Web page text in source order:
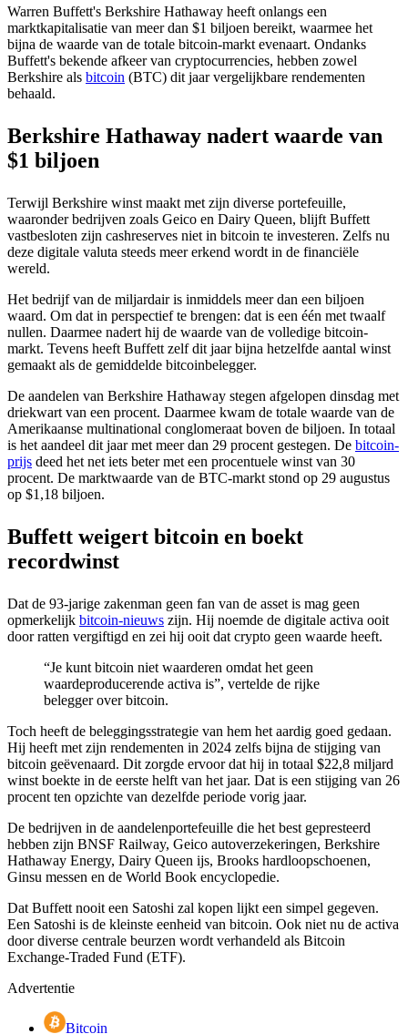
Warren Buffett's Berkshire Hathaway heeft onlangs een
marktkapitalisatie van meer dan $1 biljoen bereikt, waarmee het
bijna de waarde van de totale bitcoin-markt evenaart. Ondanks
Buffett's bekende afkeer van cryptocurrencies, hebben zowel
Berkshire als bitcoin (BTC) dit jaar vergelijkbare rendementen
behaald.
Berkshire Hathaway nadert waarde van
$1 biljoen
Terwijl Berkshire winst maakt met zijn diverse portefeuille,
waaronder bedrijven zoals Geico en Dairy Queen, blijft Buffett
vastbesloten zijn cashreserves niet in bitcoin te investeren. Zelfs nu
deze digitale valuta steeds meer erkend wordt in de financiële
wereld​.
Het bedrijf van de miljardair is inmiddels meer dan een biljoen
waard. Om dat in perspectief te brengen: dat is een één met twaalf
nullen. Daarmee nadert hij de waarde van de volledige bitcoin-
markt. Tevens heeft Buffett zelf dit jaar bijna hetzelfde aantal winst
gemaakt als de gemiddelde bitcoinbelegger.
De aandelen van Berkshire Hathaway stegen afgelopen dinsdag met
driekwart van een procent. Daarmee kwam de totale waarde van de
Amerikaanse multinational conglomeraat boven de biljoen. In totaal
is het aandeel dit jaar met meer dan 29 procent gestegen. De bitcoin-
prijs deed het net iets beter met een procentuele winst van 30
procent. De marktwaarde van de BTC-markt stond op 29 augustus
op $1,18 biljoen.
Buffett weigert bitcoin en boekt
recordwinst
Dat de 93-jarige zakenman geen fan van de asset is mag geen
opmerkelijk bitcoin-nieuws zijn. Hij noemde de digitale activa ooit
door ratten vergiftigd en zei hij ooit dat crypto geen waarde heeft.
“Je kunt bitcoin niet waarderen omdat het geen
waardeproducerende activa is”, vertelde de rijke
belegger over bitcoin.
Toch heeft de beleggingsstrategie van hem het aardig goed gedaan.
Hij heeft met zijn rendementen in 2024 zelfs bijna de stijging van
bitcoin geëvenaard. Dit zorgde ervoor dat hij in totaal $22,8 miljard
winst boekte in de eerste helft van het jaar. Dat is een stijging van 26
procent ten opzichte van dezelfde periode vorig jaar.
De bedrijven in de aandelenportefeuille die het best gepresteerd
hebben zijn BNSF Railway, Geico autoverzekeringen, Berkshire
Hathaway Energy, Dairy Queen ijs, Brooks hardloopschoenen,
Ginsu messen en de World Book encyclopedie.
Dat Buffett nooit een Satoshi zal kopen lijkt een simpel gegeven.
Een Satoshi is de kleinste eenheid van bitcoin. Ook niet nu de activa
door diverse centrale beurzen wordt verhandeld als Bitcoin
Exchange-Traded Fund (ETF).
Advertentie
Bitcoin